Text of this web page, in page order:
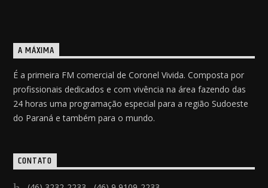
A MÁXIMA
É a primeira FM comercial de Coronel Vivida. Composta por
profissionais dedicados e com vivência na área fazendo das
24 horas uma programação especial para a região Sudoeste
do Paraná e também para o mundo.
CONTATO